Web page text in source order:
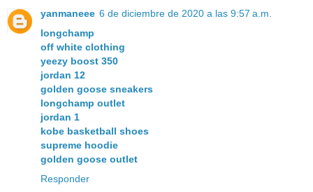
yanmaneee 6 de diciembre de 2020 a las 9:57 a.m.
longchamp
off white clothing
yeezy boost 350
jordan 12
golden goose sneakers
longchamp outlet
jordan 1
kobe basketball shoes
supreme hoodie
golden goose outlet
Responder